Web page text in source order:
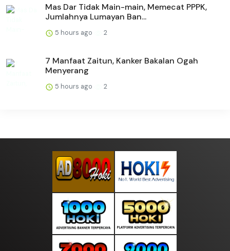
Mas Dar Tidak Main-main, Memecat PPPK,
Jumlahnya Lumayan Ban...
5 hours ago 2
7 Manfaat Zaitun, Kanker Bakalan Ogah
Menyerang
5 hours ago 2